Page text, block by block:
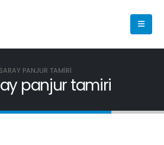
PANJUR TAMIRI
panjur tamiri